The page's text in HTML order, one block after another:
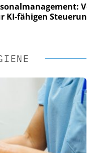
Von
Steuerung